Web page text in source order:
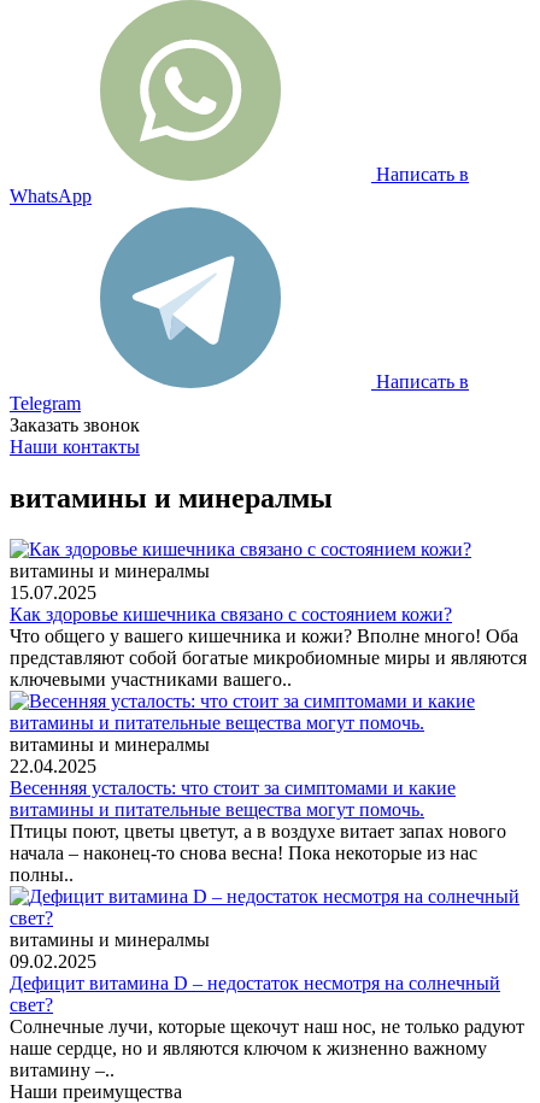
Написать в
WhatsApp
Написать в
Telegram
Заказать звонок
Наши контакты
витамины и минералмы
витамины и минералмы
15.07.2025
Как здоровье кишечника связано с состоянием кожи?
Что общего у вашего кишечника и кожи? Вполне много! Оба
представляют собой богатые микробиомные миры и являются
ключевыми участниками вашего..
витамины и минералмы
22.04.2025
Весенняя усталость: что стоит за симптомами и какие
витамины и питательные вещества могут помочь.
Птицы поют, цветы цветут, а в воздухе витает запах нового
начала – наконец-то снова весна! Пока некоторые из нас
полны..
витамины и минералмы
09.02.2025
Дефицит витамина D – недостаток несмотря на солнечный
свет?
Солнечные лучи, которые щекочут наш нос, не только радуют
наше сердце, но и являются ключом к жизненно важному
витамину –..
Наши преимущества